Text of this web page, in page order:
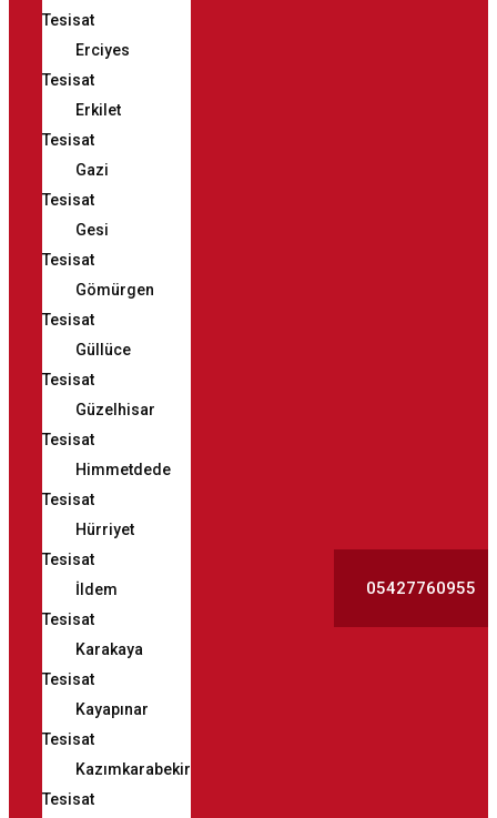
Tesisat
Erciyes
Tesisat
Erkilet
Tesisat
Gazi
Tesisat
Gesi
Tesisat
Gömürgen
Tesisat
Güllüce
Tesisat
Güzelhisar
Tesisat
Himmetdede
Tesisat
Hürriyet
Tesisat
İldem
Tesisat
Karakaya
Tesisat
Kayapınar
Tesisat
Kazımkarabekir
Tesisat
05427760955